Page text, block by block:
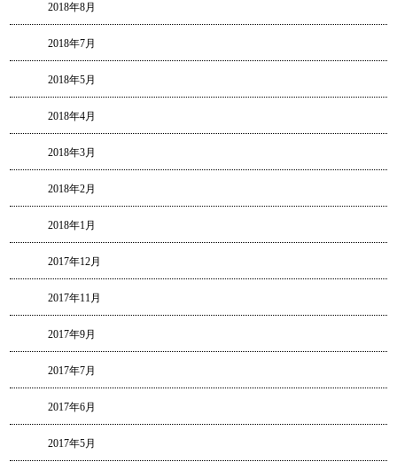
2018年8月
2018年7月
2018年5月
2018年4月
2018年3月
2018年2月
2018年1月
2017年12月
2017年11月
2017年9月
2017年7月
2017年6月
2017年5月